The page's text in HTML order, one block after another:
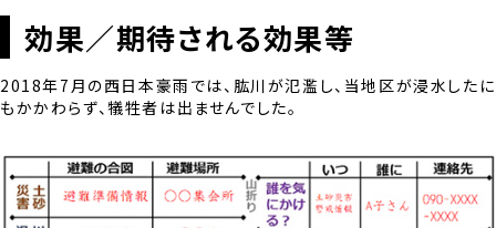
効果／期待される効果等
2018年7月の西日本豪雨では、肱川が氾濫し、当地区が浸水したに
もかかわらず、犠牲者は出ませんでした。